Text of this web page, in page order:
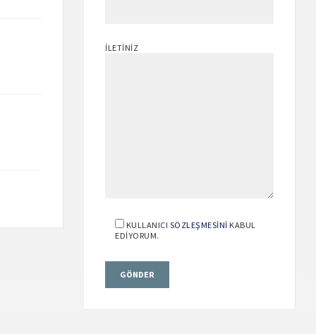
İLETINIZ
KULLANICI SÖZLEŞMESINI KABUL
EDIYORUM.